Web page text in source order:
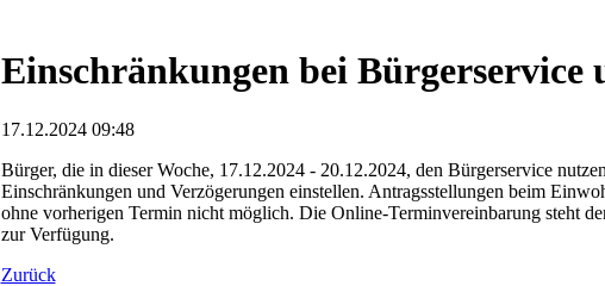
Einschränkungen bei Bürgerservice
17.12.2024 09:48
Bürger, die in dieser Woche, 17.12.2024 - 20.12.2024, den Bürgerservice
Einschränkungen und Verzögerungen einstellen. Antragsstellungen beim
ohne vorherigen Termin nicht möglich. Die Online-Terminvereinbarung steht
zur Verfügung.
Zurück